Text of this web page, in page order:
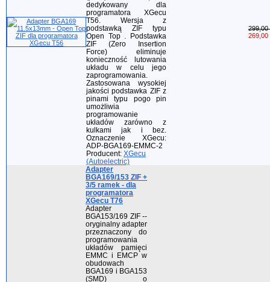
dedykowany dla
programatora XGecu
T56. Wersja z
podstawką ZIF typu
Open Top . Podstawka
ZIF (Zero Insertion
Force) eliminuje
konieczność lutowania
układu w celu jego
zaprogramowania.
Zastosowana wysokiej
jakości podstawka ZIF z
pinami typu pogo pin
umożliwia
programowanie
układów zarówno z
kulkami jak i bez.
Oznaczenie XGecu:
ADP-BGA169-EMMC-2
Producent: XGecu
(Autoelectric)
299,00
269,00
Adapter
BGA169/153 ZIF +
3/5 ramek - dla
programatora
XGecu T76
Adapter
BGA153/169 ZIF --
oryginalny adapter
przeznaczony do
programowania
układów pamięci
EMMC i EMCP w
obudowach
BGA169 i BGA153
(SMD) o